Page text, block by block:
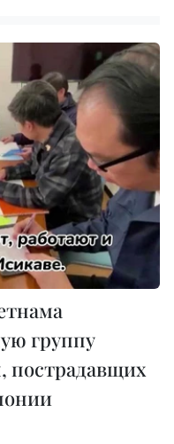
группу
пострадавщих